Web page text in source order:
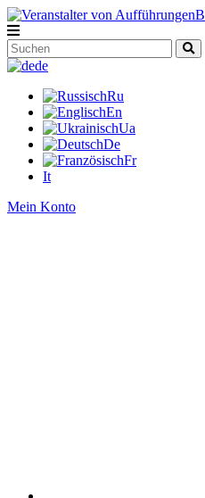
de
Ru
En
Ua
De
Fr
It
Mein Konto